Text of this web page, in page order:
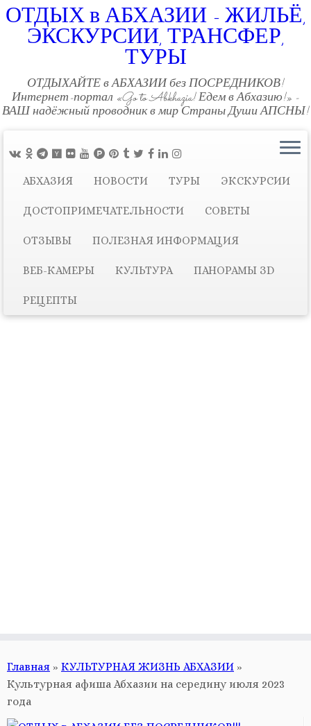
ОТДЫХ в АБХАЗИИ - ЖИЛЬЁ,
ЭКСКУРСИИ, ТРАНСФЕР,
ТУРЫ
ОТДЫХАЙТЕ в АБХАЗИИ без ПОСРЕДНИКОВ!
Интернет-портал «Go to Abkhazia! Едем в Абхазию!» -
ВАШ надёжный проводник в мир Страны Души АПСНЫ!
АБХАЗИЯ НОВОСТИ ТУРЫ ЭКСКУРСИИ
ДОСТОПРИМЕЧАТЕЛЬНОСТИ СОВЕТЫ
ОТЗЫВЫ ПОЛЕЗНАЯ ИНФОРМАЦИЯ
ВЕБ-КАМЕРЫ КУЛЬТУРА ПАНОРАМЫ ЗD
РЕЦЕПТЫ
Главная » КУЛЬТУРНАЯ ЖИЗНЬ АБХАЗИИ »
Культурная афиша Абхазии на середину июля 2023
года